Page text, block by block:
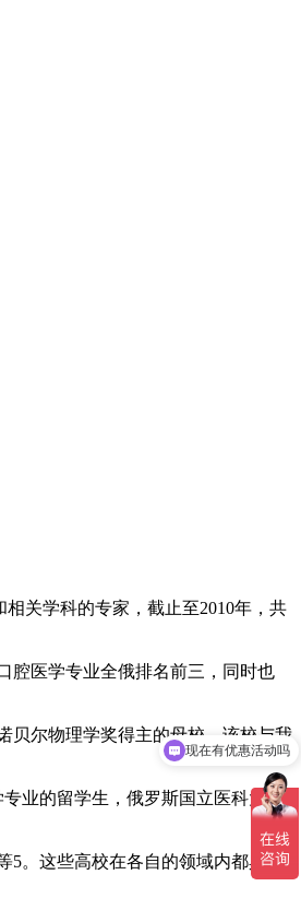
关学科的专家，截止至2010年，共
腔医学专业全俄排名前三，同时也
贝尔物理学奖得主的母校。该校与我
业的留学生，‌俄罗斯国立医科大学‌
‌5。这些高校在各自的领域内都具有
现在有优惠活动吗